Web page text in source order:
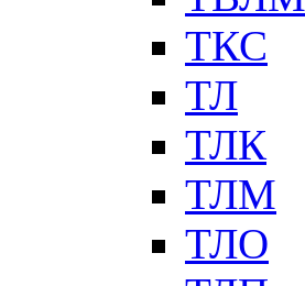
ТКС
ТЛ
ТЛК
ТЛМ
ТЛО